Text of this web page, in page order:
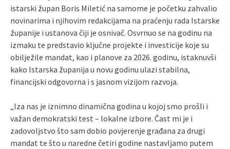
istarski župan Boris Miletić na samome je početku zahvalio
novinarima i njihovim redakcijama na praćenju rada Istarske
županije i ustanova čiji je osnivač. Osvrnuo se na godinu na
izmaku te predstavio ključne projekte i investicije koje su
obilježile mandat, kao i planove za 2026. godinu, istaknuvši
kako Istarska županija u novu godinu ulazi stabilna,
financijski odgovorna i s jasnom vizijom razvoja.
„Iza nas je iznimno dinamična godina u kojoj smo prošli i
važan demokratski test – lokalne izbore. Čast mi je i
zadovoljstvo što sam dobio povjerenje građana za drugi
mandat te što u naredne četiri godine nastavljamo putem